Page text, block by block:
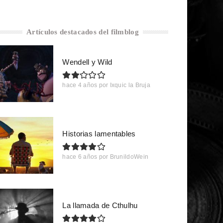
Artículos destacados del filmblog
Wendell y Wild
hace 4 años por Ixquic la Bruja
Historias lamentables
hace 6 años por BrunildoWein
La llamada de Cthulhu